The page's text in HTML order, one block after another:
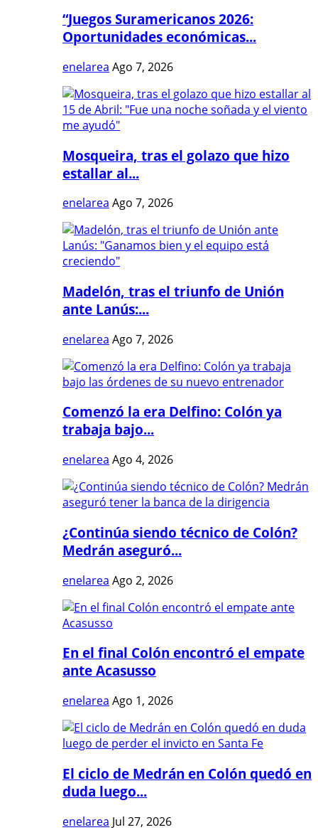
“Juegos Suramericanos 2026:
Oportunidades económicas...
enelarea Ago 7, 2026
Mosqueira, tras el golazo que hizo
estallar al...
enelarea Ago 7, 2026
Madelón, tras el triunfo de Unión
ante Lanús:...
enelarea Ago 7, 2026
Comenzó la era Delfino: Colón ya
trabaja bajo...
enelarea Ago 4, 2026
¿Continúa siendo técnico de Colón?
Medrán aseguró...
enelarea Ago 2, 2026
En el final Colón encontró el empate
ante Acasusso
enelarea Ago 1, 2026
El ciclo de Medrán en Colón quedó en
duda luego...
enelarea Jul 27, 2026